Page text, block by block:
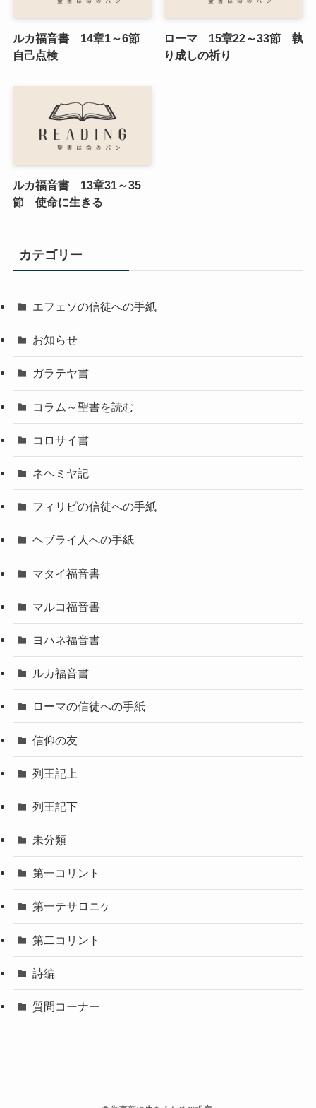
ルカ福音書 14章1～6節
自己点検
ローマ 15章22～33節 執
り成しの祈り
ルカ福音書 13章31～35
節 使命に生きる
カテゴリー
エフェソの信徒への手紙
お知らせ
ガラテヤ書
コラム～聖書を読む
コロサイ書
ネヘミヤ記
フィリピの信徒への手紙
ヘブライ人への手紙
マタイ福音書
マルコ福音書
ヨハネ福音書
ルカ福音書
ローマの信徒への手紙
信仰の友
列王記上
列王記下
未分類
第一コリント
第一テサロニケ
第二コリント
詩編
質問コーナー